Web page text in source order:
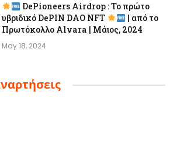
DePioneers Airdrop : Το πρώτο
υβριδικό DePIN DAO NFT
| από το
Πρωτόκολλο Alvara | Μάιος, 2024
May 18, 2024